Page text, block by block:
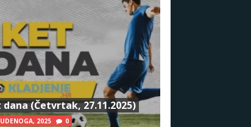
(Četvrtak, 27.11.2025)
2025 0